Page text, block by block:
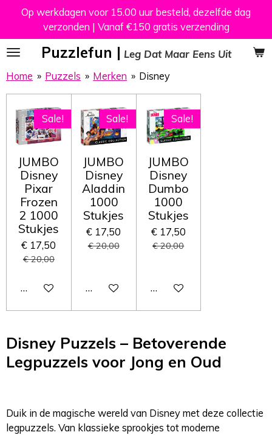
naar
de
hoofdinhoud
Puzzlefun | Leg Dat Maar Eens Uit
Op werkdagen voor 15.00 uur besteld, dezelfde dag
verzonden | Vanaf €150 gratis verzending
Home » Puzzels » Merken » Disney
Sale!
JUMBO
Disney
Pixar
Frozen
2 1000
Stukjes
€ 17,50
€ 20,00
In winkelwagen
Sale!
JUMBO
Disney
Aladdin
1000
Stukjes
€ 17,50
€ 20,00
In winkelwagen
Sale!
JUMBO
Disney
Dumbo
1000
Stukjes
€ 17,50
€ 20,00
In winkelwagen
Disney Puzzels – Betoverende
Legpuzzels voor Jong en Oud
Duik in de magische wereld van Disney met deze collectie
legpuzzels. Van klassieke sprookjes tot moderne